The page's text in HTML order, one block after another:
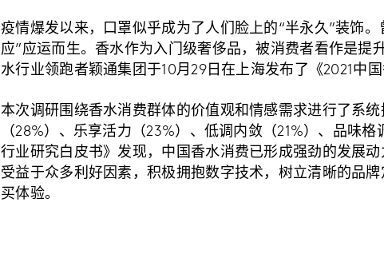
疫情爆发以来，口罩似乎成为了人们脸上的“半永久”装饰
应”应运而生。香水作为入门级奢侈品，被消费者看作是提
水行业领跑者颖通集团于10月29日在上海发布了《2021中
本次调研围绕香水消费群体的价值观和情感需求进行了系
（28%）、乐享活力（23%）、低调内敛（21%）、品味
行业研究白皮书》发现，中国香水消费已形成强劲的发展
受益于众多利好因素，积极拥抱数字技术，树立清晰的品
买体验。